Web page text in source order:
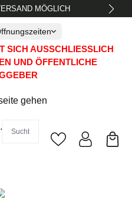
MÖGLICH
AUSSCHLIESSLICH A
UND ÖFFENTLICHE A